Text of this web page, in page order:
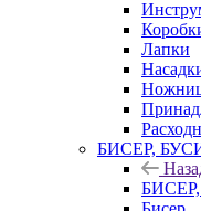
Лапки
БИСЕР,